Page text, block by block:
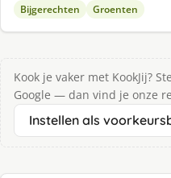
Bijgerechten Groenten
Kook je vaker met KookJij?
Google — dan vind je onze
Instellen als